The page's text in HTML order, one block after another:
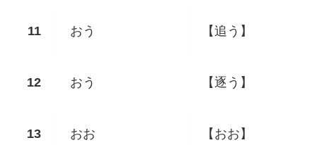
おう 【追う】
おう 【逐う】
おお 【おお】